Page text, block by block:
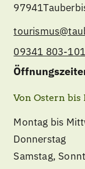
97941
09341 803-
Von Ostern
Montag bis
Donnerstag
Samstag,